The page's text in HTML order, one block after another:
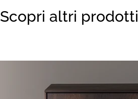
Scopri altri prodotti